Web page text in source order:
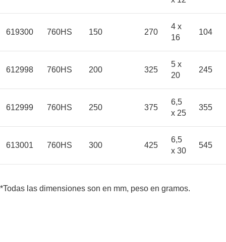
619300 760HS 150 270
4 x
16
104
612998 760HS 200 325
5 x
20
245
612999 760HS 250 375
6,5
x 25
355
613001 760HS 300 425
6,5
x 30
545
*Todas las dimensiones son en mm, peso en gramos.